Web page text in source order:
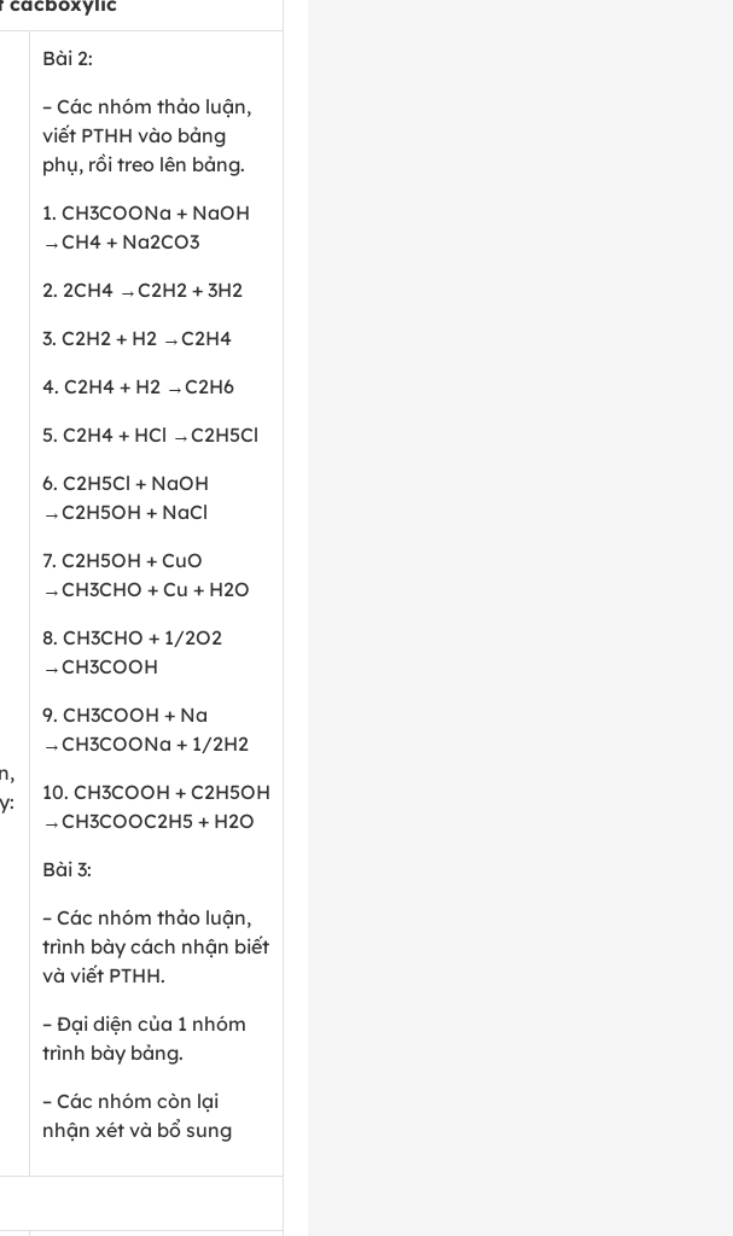
Bài 2:
– Các nhóm thảo luận,
viết PTHH vào bảng
phụ, rồi treo lên bảng.
1. CH3COONa + NaOH
→CH4 + Na2CO3
2. 2CH4 →C2H2 + 3H2
3. C2H2 + H2 →C2H4
4. C2H4 + H2 →C2H6
5. C2H4 + HCl →C2H5Cl
6. C2H5Cl + NaOH
→C2H5OH + NaCl
7. C2H5OH + CuO
→CH3CHO + Cu + H2O
8. CH3CHO + 1/2O2
→CH3COOH
9. CH3COOH + Na
→CH3COONa + 1/2H2
10. CH3COOH + C2H5OH
→CH3COOC2H5 + H2O
Bài 3:
– Các nhóm thảo luận,
trình bày cách nhận biết
và viết PTHH.
– Đại diện của 1 nhóm
trình bày bảng.
– Các nhóm còn lại
nhận xét và bổ sung